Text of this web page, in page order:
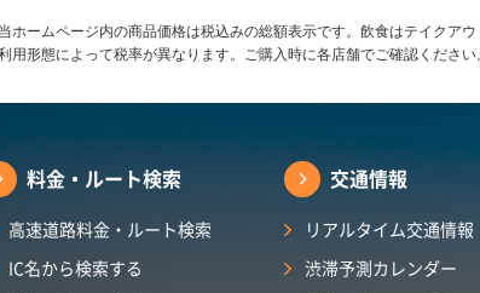
ホームページ内の商品価格は税込みの総額表示です。飲食はテイクア
用形態によって税率が異なります。ご購入時に各店舗でご確認ください
料金・ルート検索
高速道路料金・ルート検索
IC名から検索する
交通情報
リアルタイム交通情報
渋滞予測カレンダー